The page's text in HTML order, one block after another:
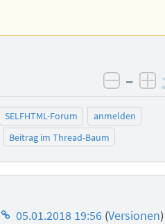
–
SELFHTML-Forum
anmelden
Beitrag im Thread-Baum
Homepage
05.01.2018 19:56 (Versionen)